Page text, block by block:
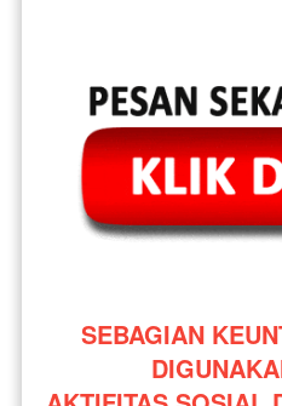
SEBAGIAN